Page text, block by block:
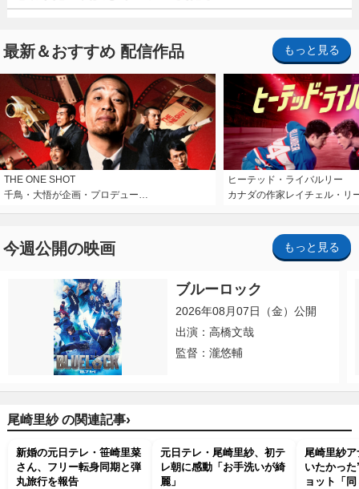
最新＆おすすめ 配信作品 もっと見る
THE ONE SHOT
千鳥・大悟が企画・プロデュー…
ヒーテッド・ライバルリー
カナダの作家レイチェル・リ
今週公開の映画 もっと見る
ブルーロック
2026年08月07日（金）公開
出演：高橋文哉
監督：瀧悠輔
尾崎里紗 の関連記事›
新婚の元日テレ・笹崎里菜
さん、フリー転身同期と弾
丸旅行を報告
元日テレ・尾崎里紗、初テ
レ朝に感動「お手洗いが綺
麗」
尾崎里紗
いたかっ
ョット「